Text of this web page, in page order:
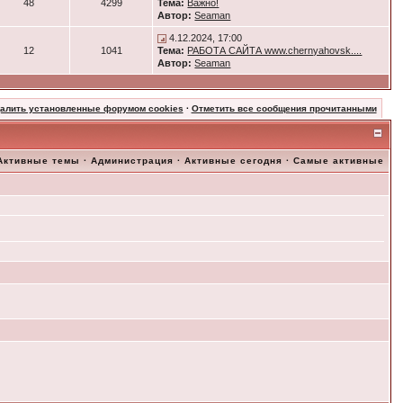
48 4299 Тема: Важно!
Автор: Seaman
12 1041
4.12.2024, 17:00
Тема: РАБОТА САЙТА www.chernyahovsk....
Автор: Seaman
установленные форумом cookies · Отметить все сообщения прочитанными
темы ·Администрация ·Активные сегодня ·Самые активные